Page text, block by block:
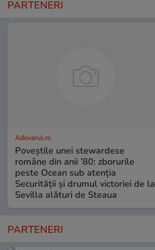
PARTENERI
Adevarul.ro
Poveștile unei stewardese
române din anii ’80: zborurile
peste Ocean sub atenția
Securității și drumul victoriei de la
Sevilla alături de Steaua
PARTENERI